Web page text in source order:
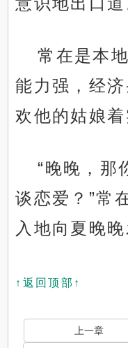
常在是本
能力强，经
欢他的姑娘着
“晚晚，那
谈恋爱？”常
入地向夏晚晚
↑返回顶部↑
上一章